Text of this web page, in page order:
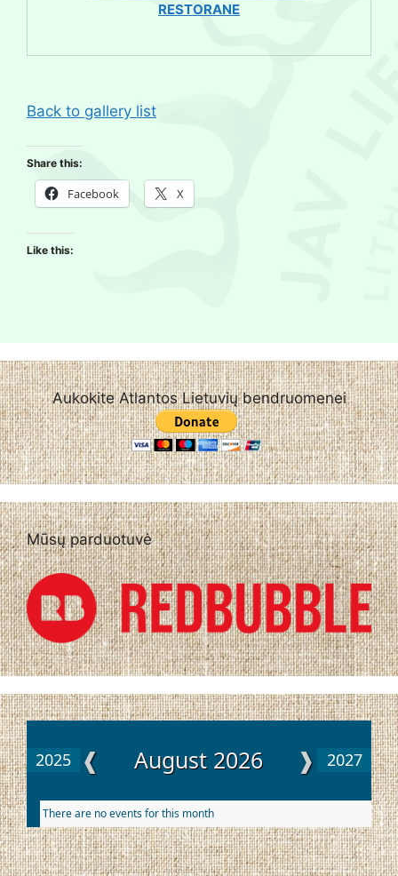
RESTORANE
Back to gallery list
Share this:
Facebook X
Like this:
Aukokite Atlantos Lietuvių bendruomenei
Mūsų parduotuvė
2025 ❰ August 2026 ❱ 2027
There are no events for this month